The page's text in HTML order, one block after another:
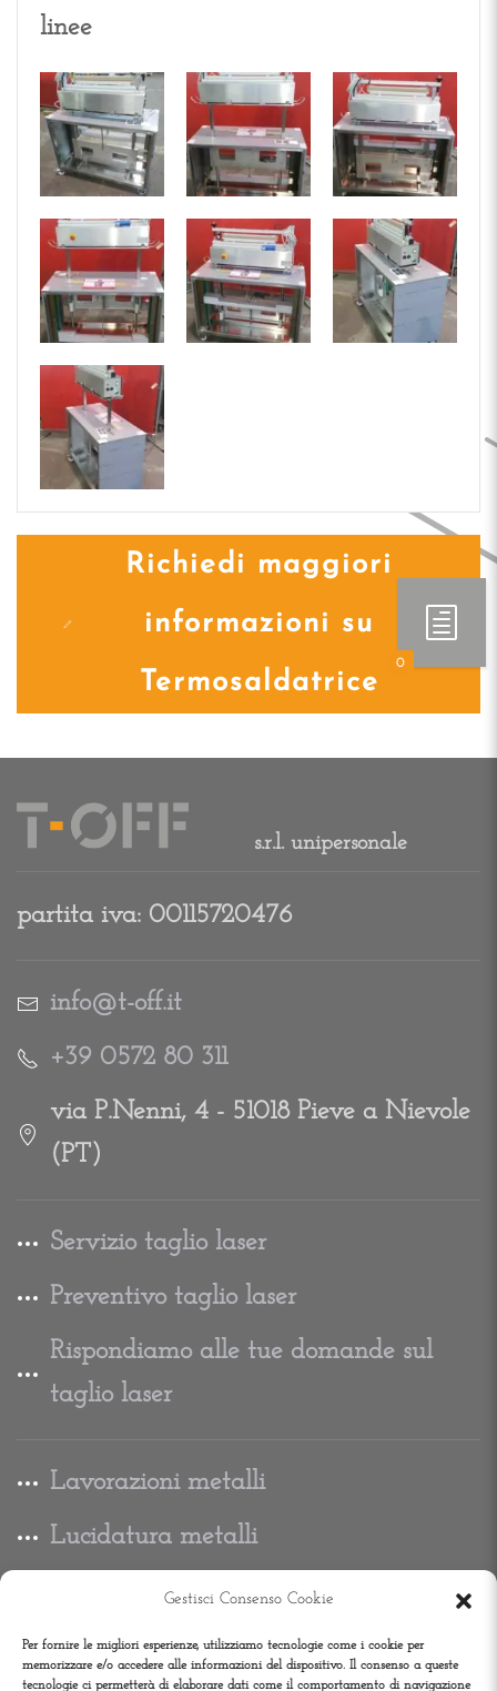
Gestisci Consenso Cookie
Per fornire le migliori esperienze, utilizziamo tecnologie come i cookie per
memorizzare e/o accedere alle informazioni del dispositivo. Il consenso a queste
tecnologie ci permetterà di elaborare dati come il comportamento di navigazione
linee
Richiedi maggiori
informazioni su
Termosaldatrice
s.r.l. unipersonale
partita iva: 00115720476
info@t-off.it
+39 0572 80 311
via P.Nenni, 4 - 51018 Pieve a Nievole
(PT)
Servizio taglio laser
Preventivo taglio laser
Rispondiamo alle tue domande sul
taglio laser
Lavorazioni metalli
Lucidatura metalli
Carpenteria metallica
0